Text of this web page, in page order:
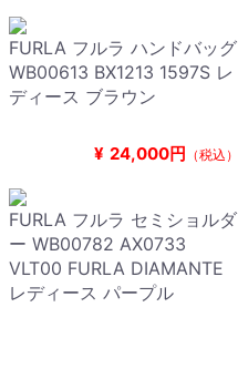
FURLA フルラ ハンドバッグ
WB00613 BX1213 1597S レ
ディース ブラウン
¥ 24,000円 （税込）
FURLA フルラ セミショルダ
ー WB00782 AX0733
VLT00 FURLA DIAMANTE
レディース パープル